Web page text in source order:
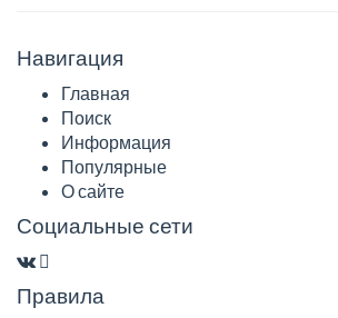
Навигация
Главная
Поиск
Информация
Популярные
О сайте
Социальные сети
Правила